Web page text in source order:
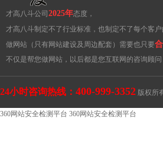
才高八斗公司 2025年态度，
才高八斗制定不了行业标准，也制定不了每个客
做网站（只有网站建设及周边配套）需要也只要
不仅是帮您做网站，以后都是您互联网的咨询顾问
24小时咨询热线： 400-999-3352 版权所
360网站安全检测平台 360网站安全检测平台